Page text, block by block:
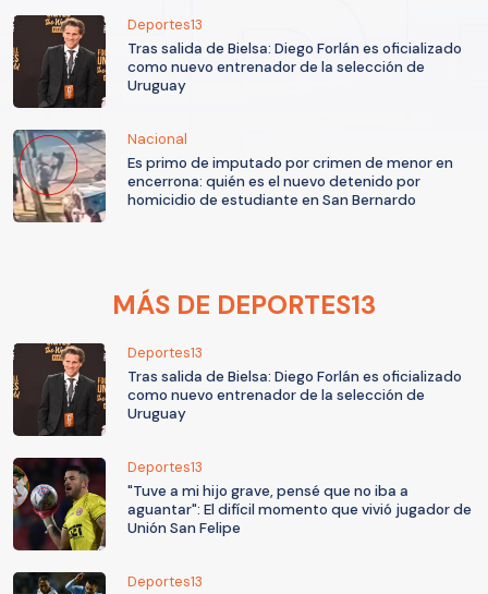
Deportes13
Tras salida de Bielsa: Diego Forlán es oficializado
como nuevo entrenador de la selección de
Uruguay
Nacional
Es primo de imputado por crimen de menor en
encerrona: quién es el nuevo detenido por
homicidio de estudiante en San Bernardo
MÁS DE DEPORTES13
Deportes13
Tras salida de Bielsa: Diego Forlán es oficializado
como nuevo entrenador de la selección de
Uruguay
Deportes13
"Tuve a mi hijo grave, pensé que no iba a
aguantar": El difícil momento que vivió jugador de
Unión San Felipe
Deportes13